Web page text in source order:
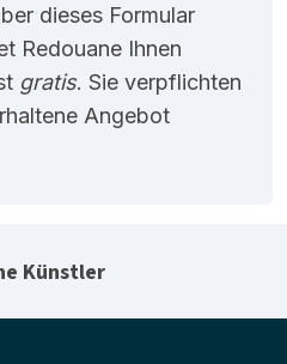
dieses Formular
Redouane Ihnen
gratis. Sie verpflichten
Angebot
Künstler